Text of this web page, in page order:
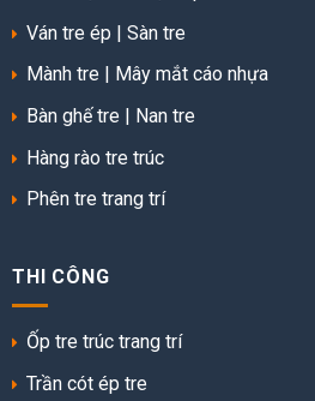
Ván tre ép | Sàn tre
Mành tre
Mây mắt cáo nhựa
Bàn ghế tre | Nan tre
Hàng rào tre trúc
Phên tre trang trí
THI CÔNG
Ốp tre trúc trang trí
Trần cót ép tre